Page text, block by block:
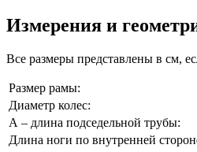
Измерения и
Все размеры представлены в см,
Размер рамы:
Диаметр колес:
А – длина подседельной трубы:
Длина ноги по внутренней